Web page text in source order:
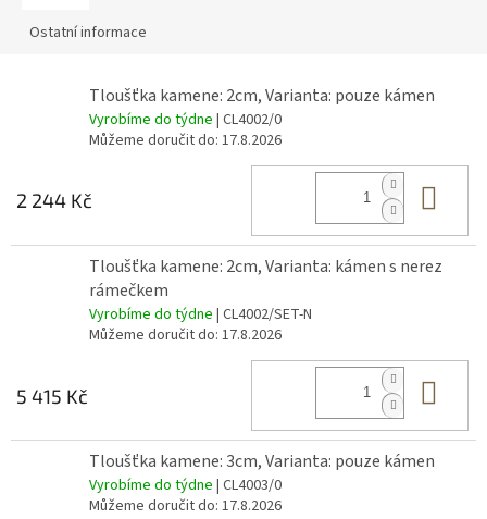
Ostatní informace
Tloušťka kamene: 2cm, Varianta: pouze kámen
Vyrobíme do týdne | CL4002/0
Můžeme doručit do: 17.8.2026
2 244 Kč
Tloušťka kamene: 2cm, Varianta: kámen s nerez
rámečkem
Vyrobíme do týdne | CL4002/SET-N
Můžeme doručit do: 17.8.2026
5 415 Kč
Tloušťka kamene: 3cm, Varianta: pouze kámen
Vyrobíme do týdne | CL4003/0
Můžeme doručit do: 17.8.2026